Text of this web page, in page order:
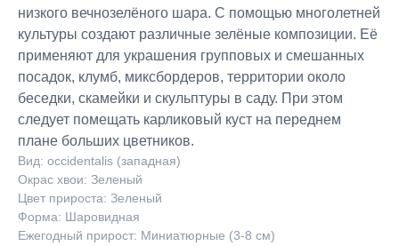
низкого вечнозелёного шара. С помощью многолетней
культуры создают различные зелёные композиции. Её
применяют для украшения групповых и смешанных
посадок, клумб, миксбордеров, территории около
беседки, скамейки и скульптуры в саду. При этом
следует помещать карликовый куст на переднем
плане больших цветников.
Вид: occidentalis (западная)
Окрас хвои: Зеленый
Цвет прироста: Зеленый
Форма: Шаровидная
Ежегодный прирост: Миниатюрные (3-8 см)